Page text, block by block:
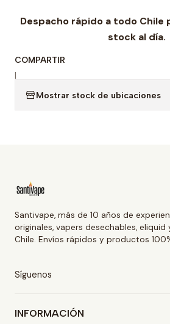
Despacho rápido a todo Chile
stock al día.
COMPARTIR
|
Mostrar stock de ubicaciones
Santivape, más de 10 años de
originales, vapers desechables,
Chile. Envíos rápidos y productos
Síguenos
INFORMACIÓN